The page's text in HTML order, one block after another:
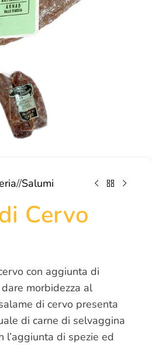
/ Salumi
Cervo
con aggiunta di
morbidezza al
di cervo presenta
di carne di selvaggina
l’aggiunta di spezie ed